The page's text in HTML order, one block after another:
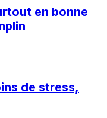
en bonne
de stress,